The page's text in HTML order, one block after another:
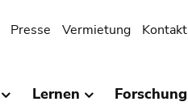
Presse Vermietung Kontakt
Lernen Forschung